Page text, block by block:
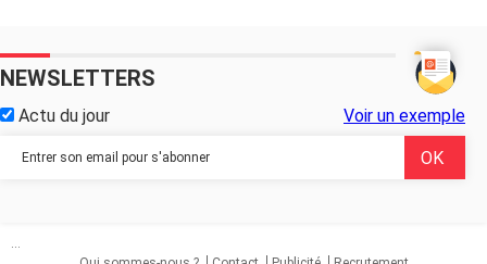
NEWSLETTERS
Actu du jour Voir un exemple
...